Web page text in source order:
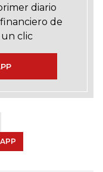
diario
de
un clic